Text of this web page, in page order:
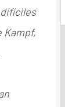
Kampf,